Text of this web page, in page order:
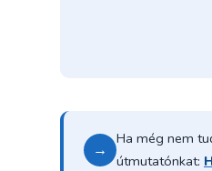
→
Ha még nem
útmutatónkat: